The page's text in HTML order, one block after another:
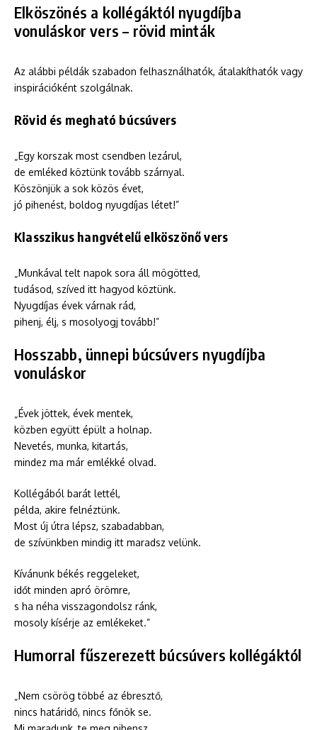
Elköszönés a kollégáktól nyugdíjba
vonuláskor vers – rövid minták
Az alábbi példák szabadon felhasználhatók, átalakíthatók vagy
inspirációként szolgálnak.
Rövid és megható búcsúvers
„Egy korszak most csendben lezárul,
de emléked köztünk tovább szárnyal.
Köszönjük a sok közös évet,
jó pihenést, boldog nyugdíjas létet!”
Klasszikus hangvételű elköszönő vers
„Munkával telt napok sora áll mögötted,
tudásod, szíved itt hagyod köztünk.
Nyugdíjas évek várnak rád,
pihenj, élj, s mosolyogj tovább!”
Hosszabb, ünnepi búcsúvers nyugdíjba
vonuláskor
„Évek jöttek, évek mentek,
közben együtt épült a holnap.
Nevetés, munka, kitartás,
mindez ma már emlékké olvad.
Kollégából barát lettél,
példa, akire felnéztünk.
Most új útra lépsz, szabadabban,
de szívünkben mindig itt maradsz velünk.
Kívánunk békés reggeleket,
időt minden apró örömre,
s ha néha visszagondolsz ránk,
mosoly kísérje az emlékeket.”
Humorral fűszerezett búcsúvers kollégáktól
„Nem csörög többé az ébresztő,
nincs határidő, nincs főnök se.